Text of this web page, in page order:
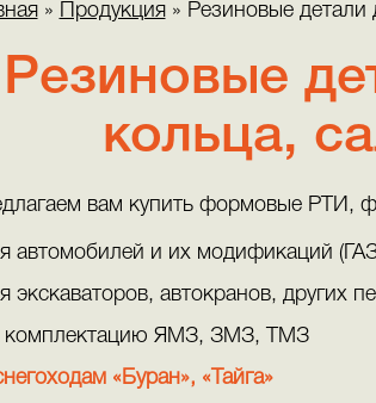
» Продукция» Резиновые детали
Резиновые
кольца,
вам купить формовые РТИ,
автомобилей и их модификаций
экскаваторов, автокранов, других
комплектацию ЯМЗ, ЗМЗ, ТМЗ
«Буран», «Тайга»